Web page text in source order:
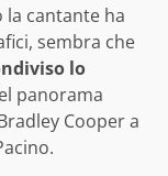
la cantante ha
sembra che
lo
panorama
Cooper a